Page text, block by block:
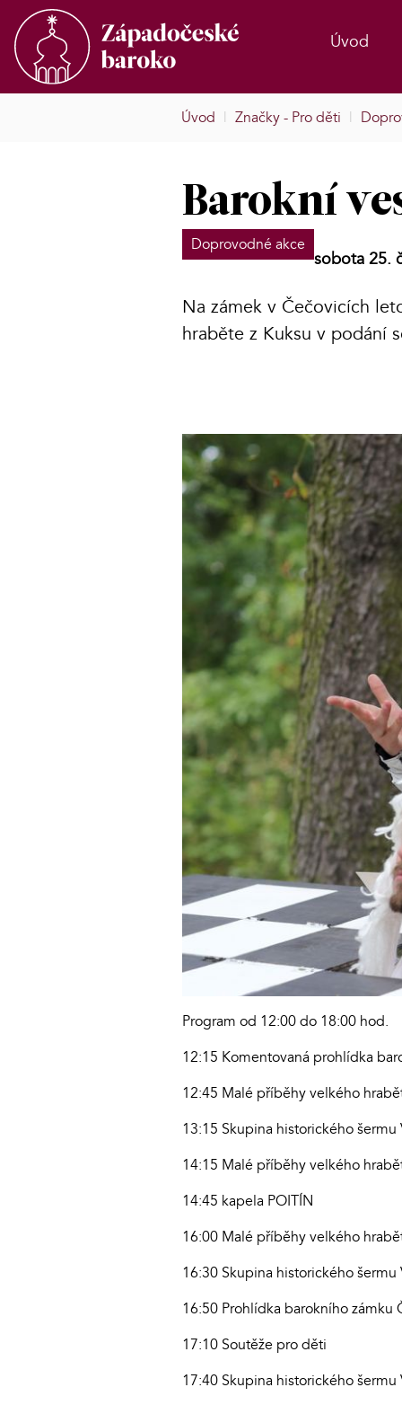
Úvod
Úvod | Značky - Pro děti |
Barokní
Doprovodné akce
sobota 25.
Na zámek v Čečovicích
hraběte z Kuksu v podání
Program od 12:00 do 18:00 hod.
12:15 Komentovaná prohlídka
12:45 Malé příběhy velkého
13:15 Skupina historického
14:15 Malé příběhy velkého
14:45 kapela POITÍN
16:00 Malé příběhy velkého
16:30 Skupina historického šermu
16:50 Prohlídka barokního zámku
17:10 Soutěže pro děti
17:40 Skupina historického šermu